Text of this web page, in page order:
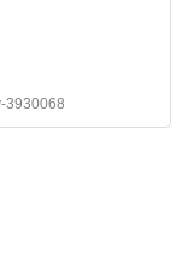
3930068